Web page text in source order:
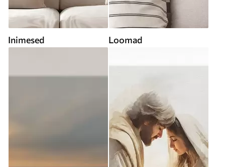
Inimesed Loomad